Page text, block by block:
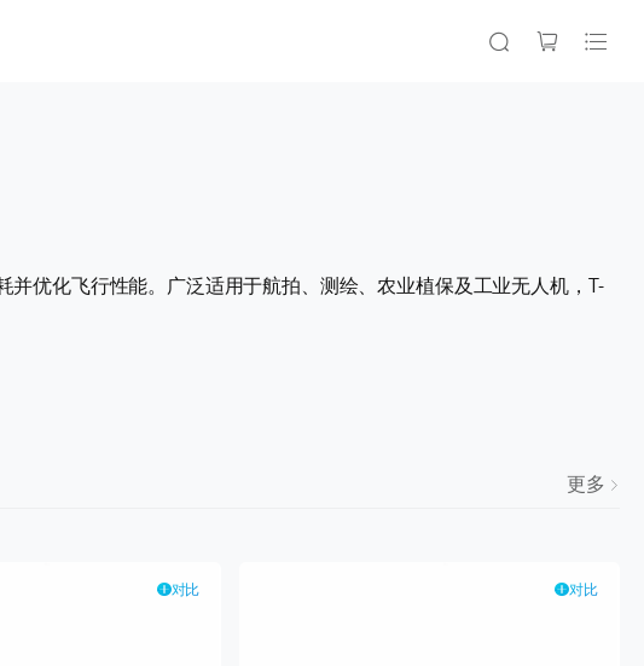
优化飞行性能。广泛适用于航拍、测绘、农业植保及工业无人机，T-
更多
对比 对比